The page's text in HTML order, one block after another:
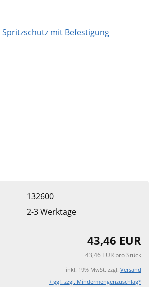
132600
2-3 Werktage
43,46 EUR
43,46 EUR pro Stück
inkl. 19% MwSt. zzgl. Versand
+ ggf. zzgl. Mindermengenzuschlag*